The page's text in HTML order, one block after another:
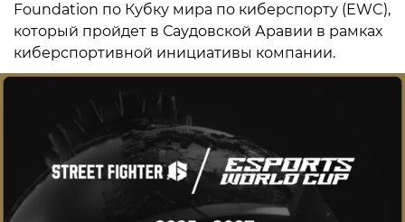
Foundation по Кубку мира по киберспорту (EWC),
который пройдет в Саудовской Аравии в рамках
киберспортивной инициативы компании.